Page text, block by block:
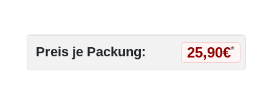
Preis je Packung: 25,90€*